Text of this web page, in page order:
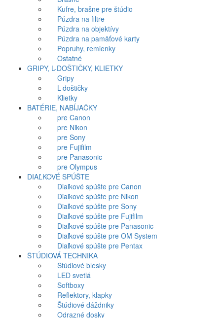
Kufre, brašne pre štúdio
Púzdra na filtre
Púzdra na objektívy
Púzdra na pamäťové karty
Popruhy, remienky
Ostatné
GRIPY, L-DOŠTIČKY, KLIETKY
Gripy
L-doštičky
Klietky
BATÉRIE, NABÍJAČKY
pre Canon
pre Nikon
pre Sony
pre Fujifilm
pre Panasonic
pre Olympus
DIAĽKOVÉ SPÚŠTE
Diaľkové spúšte pre Canon
Diaľkové spúšte pre Nikon
Diaľkové spúšte pre Sony
Diaľkové spúšte pre Fujifilm
Diaľkové spúšte pre Panasonic
Diaľkové spúšte pre OM System
Diaľkové spúšte pre Pentax
ŠTÚDIOVÁ TECHNIKA
Štúdiové blesky
LED svetlá
Softboxy
Reflektory, klapky
Štúdiové dáždniky
Odrazné dosky